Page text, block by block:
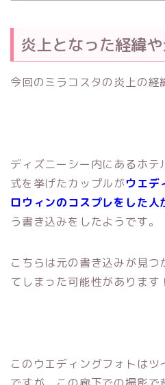
炎上となった経緯
今回のミラコスタの炎上の経
ディズニーシー内にあるホテ
式を挙げたカップルがウエデ
ロウィンのコスプレをした人
う書き込みをしたようです。
こちらは元の書き込みが見
てしまった可能性があります！
このウエディングフォトは